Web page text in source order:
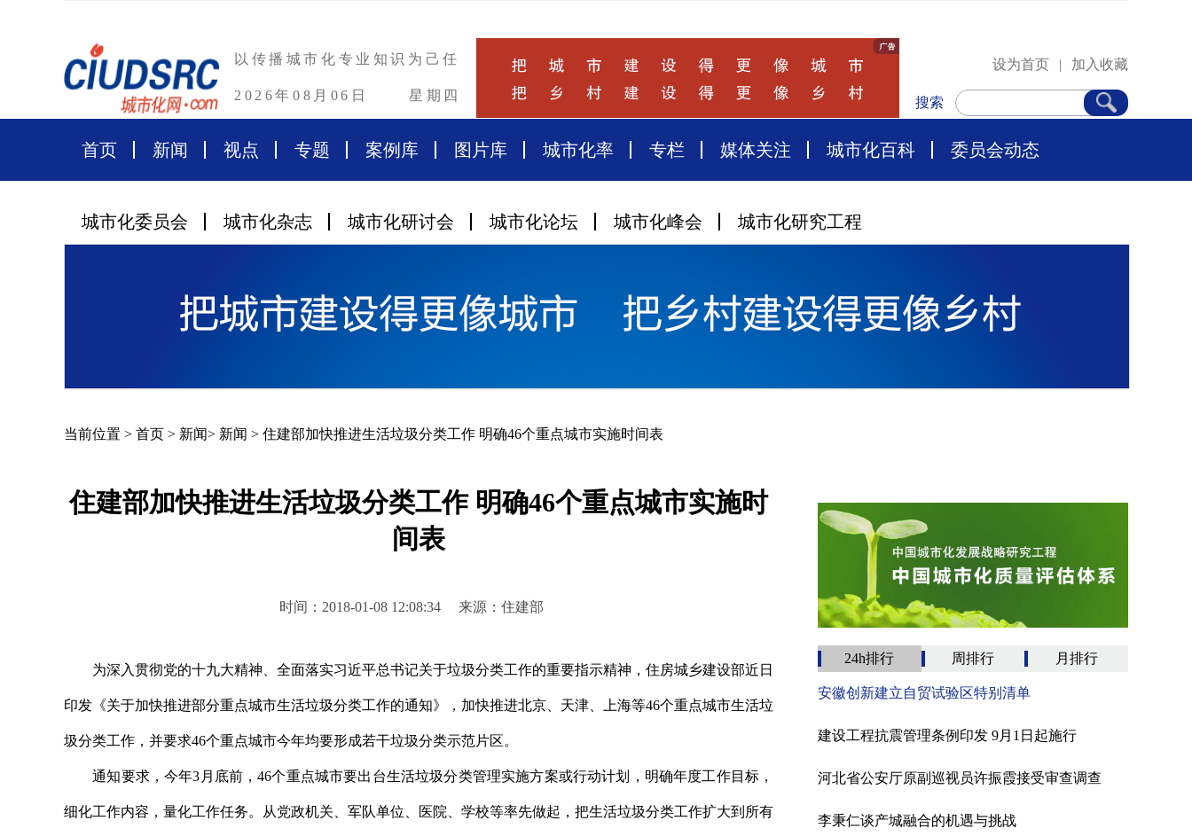
以传播城市化专业知识为己任
2026年08月06日 星期四
设为首页 | 加入收藏
搜索
首页 新闻 视点 专题 案例库 图片库 城市化率 专栏 媒体关注 城市化百科 委员会动态
城市化委员会 城市化杂志 城市化研讨会 城市化论坛 城市化峰会 城市化研究工程
当前位置 > 首页 > 新闻> 新闻 > 住建部加快推进生活垃圾分类工作 明确46个重点城市实施时间表
住建部加快推进生活垃圾分类工作 明确46个重点城市实施时
间表
时间：2018-01-08 12:08:34 来源：住建部
为深入贯彻党的十九大精神、全面落实习近平总书记关于垃圾分类工作的重要指示精神，住房城乡建设部近日
印发《关于加快推进部分重点城市生活垃圾分类工作的通知》，加快推进北京、天津、上海等46个重点城市生活垃
圾分类工作，并要求46个重点城市今年均要形成若干垃圾分类示范片区。
通知要求，今年3月底前，46个重点城市要出台生活垃圾分类管理实施方案或行动计划，明确年度工作目标，
细化工作内容，量化工作任务。从党政机关、军队单位、医院、学校等率先做起，把生活垃圾分类工作扩大到所有
24h排行 周排行 月排行
安徽创新建立自贸试验区特别清单
建设工程抗震管理条例印发 9月1日起施行
河北省公安厅原副巡视员许振霞接受审查调查
李秉仁谈产城融合的机遇与挑战